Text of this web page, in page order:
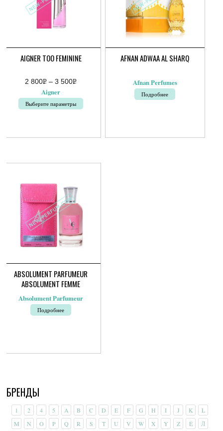
AIGNER TOO FEMININE
2 800Р
УБ.
– 3 500Р
800руб.
Aigner
Выберите параметры
имеет
Опции
выбрать
странице
товара.
AFNAN ADWAA AL SHARQ
Afnan Perfumes
Подробнее
ABSOLUMENT PARFUMEUR
ABSOLUMENT FEMME
Absolument Parfumeur
Подробнее
БРЕНДЫ
1 2 4 5 A B C D E F G H I J K
L
M
N O P Q R S T U V W X Y Z É Л